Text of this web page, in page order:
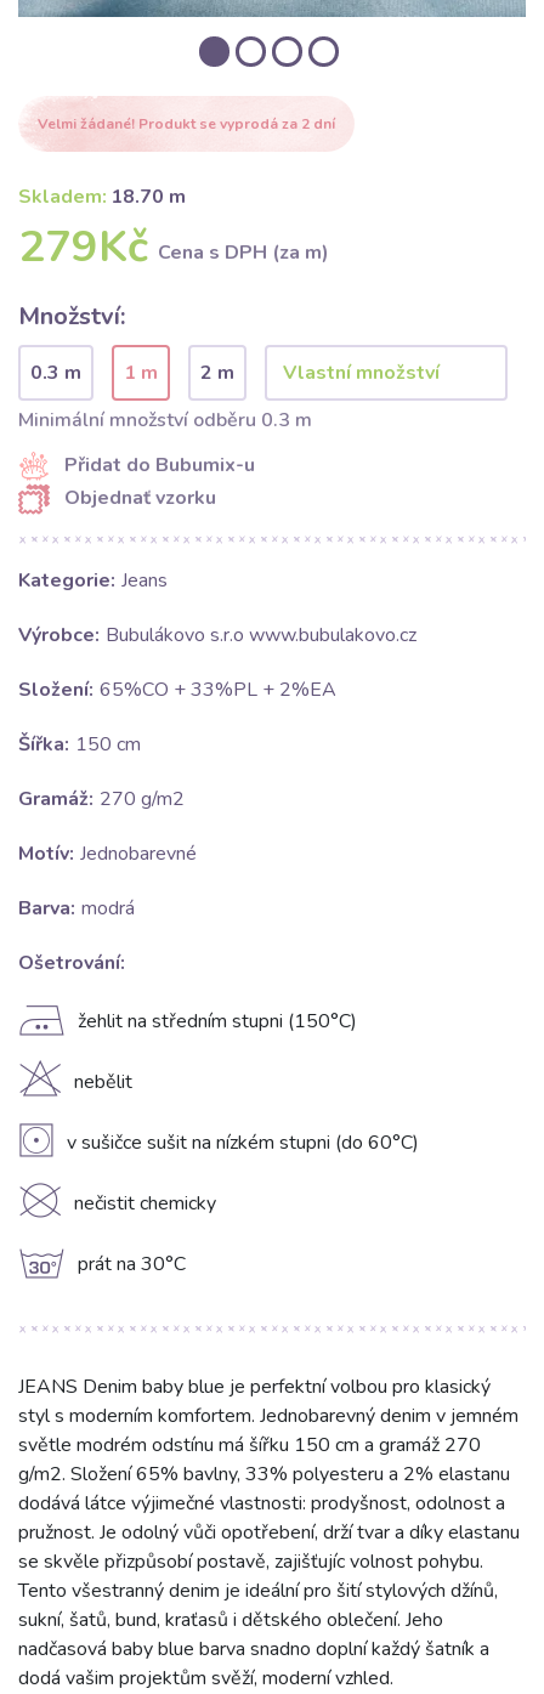
Velmi žádané! Produkt se vyprodá za 2 dní
Skladem: 18.70 m
279Kč Cena s DPH (za m)
Množství:
0.3 m 1 m
2 m
Minimální množství odběru 0.3 m
Přidat do Bubumix-u
Objednať vzorku
Kategorie: Jeans
Výrobce: Bubulákovo s.r.o www.bubulakovo.cz
Složení: 65%CO + 33%PL + 2%EA
Šířka: 150 cm
Gramáž: 270 g/m2
Motív: Jednobarevné
Barva: modrá
Ošetrování:
E žehlit na středním stupni (150°C)
H nebělit
V v sušičce sušit na nízkém stupni (do 60°C)
K nečistit chemicky
g prát na 30°C
JEANS Denim baby blue je perfektní volbou pro klasický
styl s moderním komfortem. Jednobarevný denim v jemném
světle modrém odstínu má šířku 150 cm a gramáž 270
g/m2. Složení 65% bavlny, 33% polyesteru a 2% elastanu
dodává látce výjimečné vlastnosti: prodyšnost, odolnost a
pružnost. Je odolný vůči opotřebení, drží tvar a díky elastanu
se skvěle přizpůsobí postavě, zajišťujíc volnost pohybu.
Tento všestranný denim je ideální pro šití stylových džínů,
sukní, šatů, bund, kraťasů i dětského oblečení. Jeho
nadčasová baby blue barva snadno doplní každý šatník a
dodá vašim projektům svěží, moderní vzhled.